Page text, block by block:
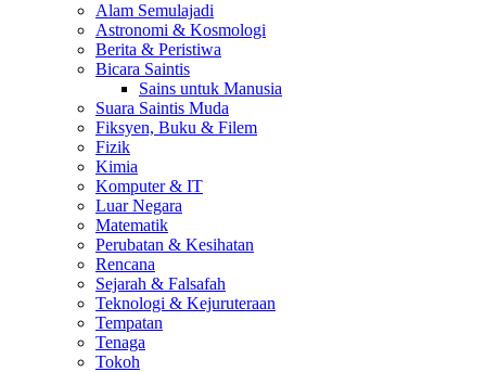
Alam Semulajadi
Astronomi & Kosmologi
Berita & Peristiwa
Bicara Saintis
Sains untuk Manusia
Suara Saintis Muda
Fiksyen, Buku & Filem
Fizik
Kimia
Komputer & IT
Luar Negara
Matematik
Perubatan & Kesihatan
Rencana
Sejarah & Falsafah
Teknologi & Kejuruteraan
Tempatan
Tenaga
Tokoh